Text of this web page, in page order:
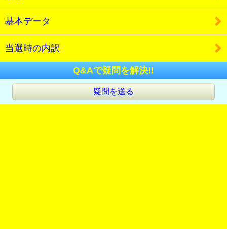
基本データ
当選時の内訳
Q&Aで疑問を解決!!
疑問を送る